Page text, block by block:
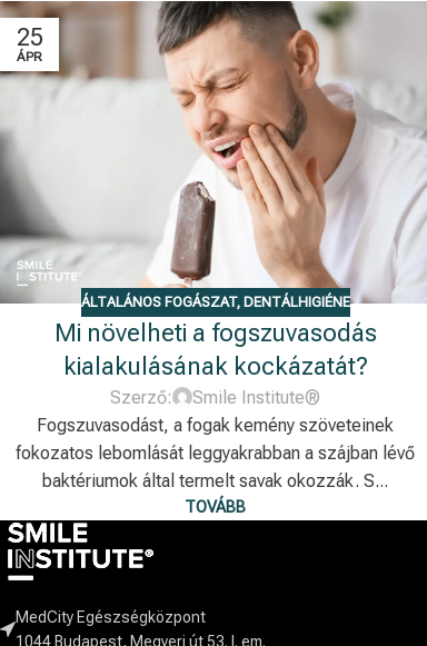
25
ÁPR
ÁLTALÁNOS FOGÁSZAT, DENTÁLHIGIÉNE
Mi növelheti a fogszuvasodás
kialakulásának kockázatát?
Szerző:
Smile Institute®
Fogszuvasodást, a fogak kemény szöveteinek
fokozatos lebomlását leggyakrabban a szájban lévő
baktériumok által termelt savak okozzák. S...
TOVÁBB
MedCity Egészségközpont
1044 Budapest, Megyeri út 53. I. em.